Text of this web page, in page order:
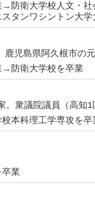
→防衛大学校人文・
タンワシントン大学
児島県阿久根市の元
→防衛大学校を卒業
衆議院議員（高知1
本科理工学専攻を卒
業